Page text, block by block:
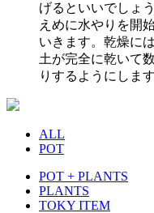
げるといいでしょ
えめに水やりを開
いきます。乾燥に
土が完全に乾いて
りするようにします
ALL
POT
POT + PLANTS
PLANTS
TOKY ITEM